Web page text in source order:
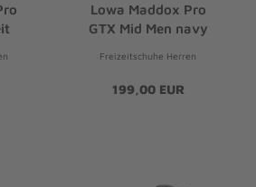
Lowa Maddox Pro
GTX Mid Men navy
Freizeitschuhe Herren
199,00 EUR